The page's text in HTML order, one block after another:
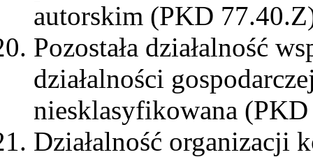
autorskim (PKD
Pozostała działalność
działalności
niesklasyfikowana
Działalność organizacji